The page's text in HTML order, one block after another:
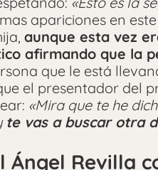
apariciones en
aunque esta vez
afirmando que la
que le está
el presentador del
«Mira que te he
te vas a buscar otra
Ángel Revilla